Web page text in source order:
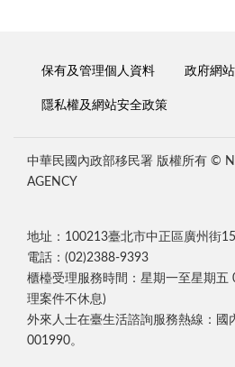
保有及管理個人資料 政府網
隱私權及網站安全政策
中華民國內政部移民署 版權所有 ©
AGENCY
地址：100213臺北市中正區廣州街
電話：(02)2388-9393
櫃檯受理服務時間：星期一至星期五
理案件不休息)
外來人士在臺生活諮詢服務熱線：
001990。